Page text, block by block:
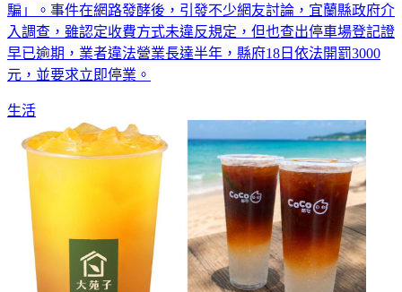
騙」。事件在網路發酵後，引發不少網友討論，宜蘭縣政府介
入調查，雖認定收費方式未違反規定，但也查出停車場登記證
早已逾期，業者違法營業長達半年，縣府18日依法開罰3000
元，並要求立即停業。
生活